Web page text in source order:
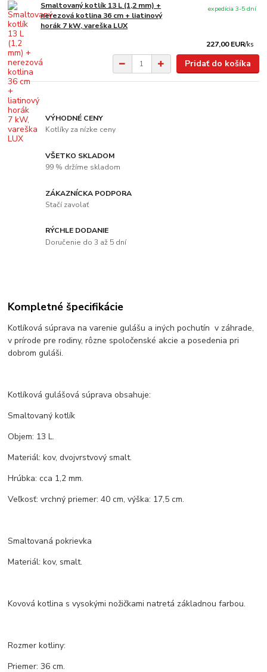
Smaltovaný kotlík 13 L (1,2 mm) +
nerezová kotlina 36 cm + liatinový
horák 7 kW, vareška LUX
227,00 EUR/ks
expedícia 3-5 dní
Pridať do košíka
VÝHODNÉ CENY
Kotlíky za nízke ceny
VŠETKO SKLADOM
99 % držíme skladom
ZÁKAZNÍCKA PODPORA
Stačí zavolať
RÝCHLE DODANIE
Doručenie do 3 až 5 dní
Kompletné špecifikácie
Kotlíková súprava na varenie gulášu a iných pochutín v záhrade,
v prírode pre rodiny, rôzne spoločenské akcie a posedenia pri
dobrom guláši.
Kotlíková gulášová súprava obsahuje:
Smaltovaný kotlík
Objem: 13 L.
Materiál: kov, dvojvrstvový smalt.
Hrúbka: cca 1,2 mm.
Veľkosť: vrchný priemer: 40 cm, výška: 17,5 cm.
Smaltovaná pokrievka
Materiál: kov, smalt.
Kovová kotlina s vysokými nožičkami natretá základnou farbou.
Rozmer kotliny:
Priemer: 36 cm.